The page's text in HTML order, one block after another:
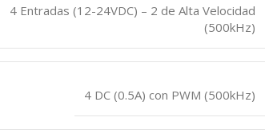
4 Entradas (12-24VDC) – 2 de Alta Velocidad
(500kHz)
4 DC (0.5A) con PWM (500kHz)